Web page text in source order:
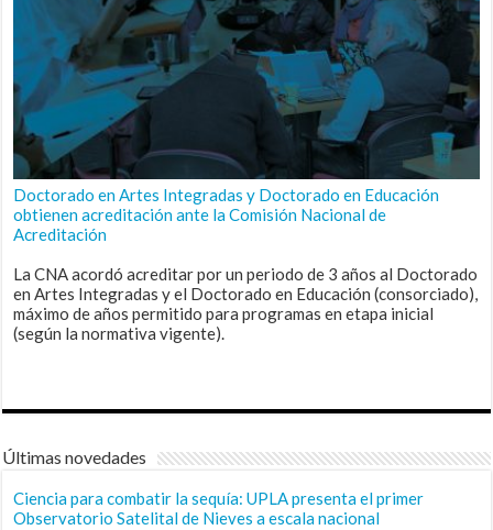
Doctorado en Artes Integradas y Doctorado en Educación
obtienen acreditación ante la Comisión Nacional de
Acreditación
La CNA acordó acreditar por un periodo de 3 años al Doctorado
en Artes Integradas y el Doctorado en Educación (consorciado),
máximo de años permitido para programas en etapa inicial
(según la normativa vigente).
Últimas novedades
Ciencia para combatir la sequía: UPLA presenta el primer
Observatorio Satelital de Nieves a escala nacional